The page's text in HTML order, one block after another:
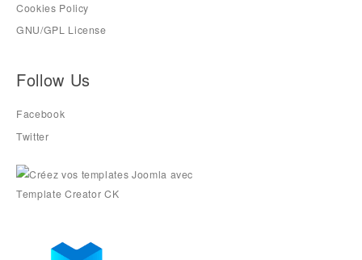
Cookies Policy
GNU/GPL License
Follow Us
Facebook
Twitter